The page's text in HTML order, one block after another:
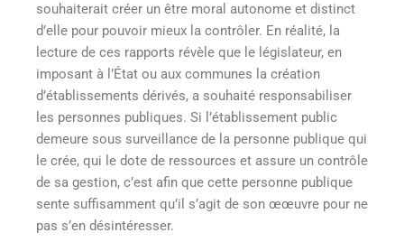
souhaiterait créer un être moral autonome et distinct
d’elle pour pouvoir mieux la contrôler. En réalité, la
lecture de ces rapports révèle que le législateur, en
imposant à l’État ou aux communes la création
d’établissements dérivés, a souhaité responsabiliser
les personnes publiques. Si l’établissement public
demeure sous surveillance de la personne publique qui
le crée, qui le dote de ressources et assure un contrôle
de sa gestion, c’est afin que cette personne publique
sente suffisamment qu’il s’agit de son œœuvre pour ne
pas s’en désintéresser.